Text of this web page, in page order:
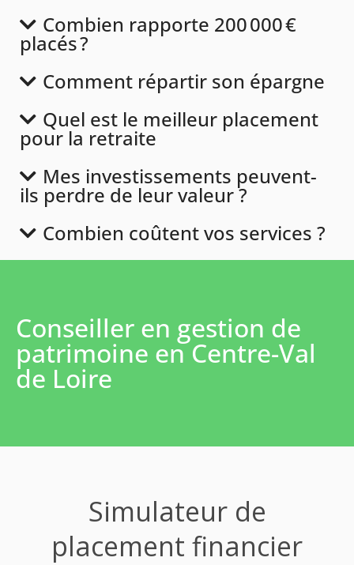
Combien rapporte 200 000 €
placés ?
Comment répartir son épargne
Quel est le meilleur placement
pour la retraite
Mes investissements peuvent-
ils perdre de leur valeur ?
Combien coûtent vos services ?
Conseiller en gestion de
patrimoine en Centre-Val
de Loire
Simulateur de
placement financier